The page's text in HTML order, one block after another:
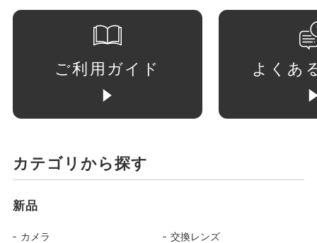
ご利用ガイド よくあ
カテゴリから探す
新品
カメラ 交換レンズ